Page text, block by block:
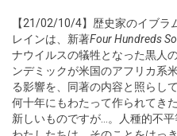
【21/02/10/4】歴史家のイブラ
レインは、新著Four Hundreds
ナウイルスの犠牲となった黒人
ンデミックが米国のアフリカ系
る影響を、同著の内容と照らし
何十年にもわたって作られてき
新しいものですが…。人種的不